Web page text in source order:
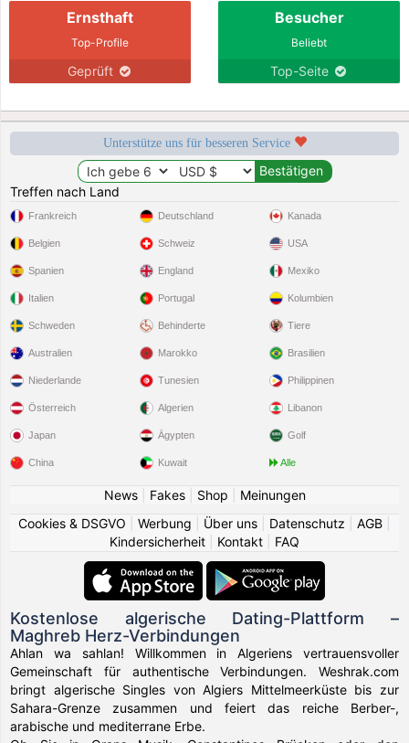
Ernsthaft
Top-Profile
Geprüft
Besucher
Beliebt
Top-Seite
Unterstütze uns für besseren Service
Treffen nach Land
Frankreich
Belgien
Spanien
Italien
Schweden
Deutschland
Schweiz
England
Portugal
Behinderte
Kanada
USA
Mexiko
Kolumbien
Tiere
Australien
Niederlande
Österreich
Japan
China
Marokko
Tunesien
Algerien
Ägypten
Kuwait
Brasilien
Philippinen
Libanon
Golf
Alle
News| Fakes| Shop
Meinungen
Cookies & DSGVO
Werbung Über uns Datenschutz AGB
Kindersicherheit
Kontakt FAQ
Kostenlose algerische Dating-Plattform –
Maghreb Herz-Verbindungen
Ahlan wa sahlan! Willkommen in Algeriens vertrauensvoller
Gemeinschaft für authentische Verbindungen. Weshrak.com
bringt algerische Singles von Algiers Mittelmeerküste bis zur
Sahara-Grenze zusammen und feiert das reiche Berber-,
arabische und mediterrane Erbe.